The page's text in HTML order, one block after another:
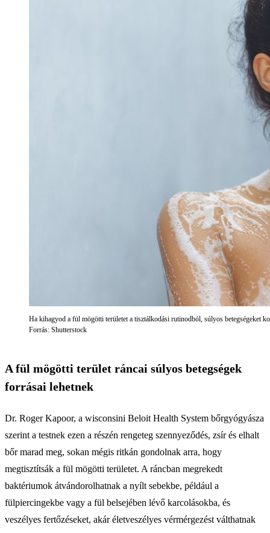
Ha kihagyod a fül mögötti területet a tisztálkodási rutinodból, súlyos betegségeket
Forrás: Shutterstock
A fül mögötti terület ráncai súlyos betegségek
forrásai lehetnek
Dr. Roger Kapoor, a wisconsini Beloit Health System bőrgyógyásza
szerint a testnek ezen a részén rengeteg szennyeződés, zsír és elhalt
bőr marad meg, sokan mégis ritkán gondolnak arra, hogy
megtisztítsák a fül mögötti területet. A ráncban megrekedt
baktériumok átvándorolhatnak a nyílt sebekbe, például a
fülpiercingekbe vagy a fül belsejében lévő karcolásokba, és
veszélyes fertőzéseket, akár életveszélyes vérmérgezést válthatnak